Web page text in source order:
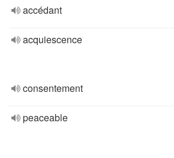
accédant
acquiescence
consentement
peaceable